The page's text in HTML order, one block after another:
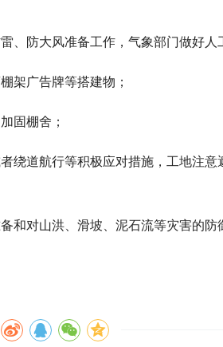
、防大风准备工作，气象部门做好人
架广告牌等搭建物；
固棚舍；
绕道航行等积极应对措施，工地注意
和对山洪、滑坡、泥石流等灾害的防